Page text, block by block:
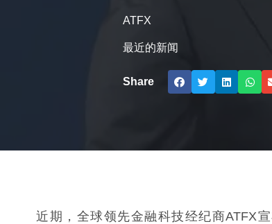
ATFX
最近的新闻
Share
近期，全球领先金融科技经纪商ATFX